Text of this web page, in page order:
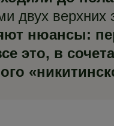
двух верхних
нюансы:
это, в